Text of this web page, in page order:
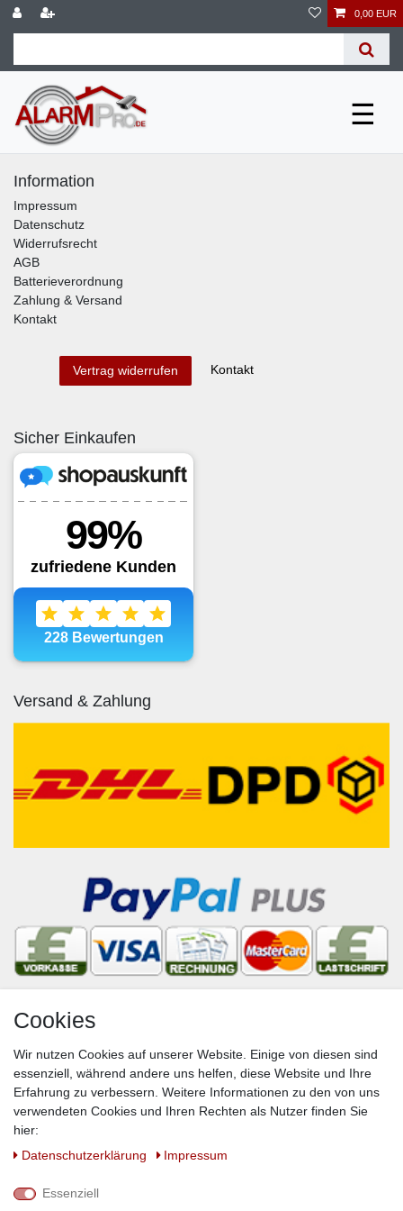
0,00 EUR
☰
Information
Impressum
Datenschutz
Widerrufsrecht
AGB
Batterieverordnung
Zahlung & Versand
Kontakt
Vertrag widerrufen Kontakt
Sicher Einkaufen
Versand & Zahlung
Newsletter
VORNAME NACHNAME
Newsletter
Hiermit bestätige ich, dass ich dieDaten­schutz­erklärung
Cookies
Wir nutzen Cookies auf unserer Website. Einige von diesen sind
essenziell, während andere uns helfen, diese Website und Ihre
Erfahrung zu verbessern. Weitere Informationen zu den von uns
verwendeten Cookies und Ihren Rechten als Nutzer finden Sie
hier:
Daten­schutz­erklärung
Impressum
Essenziell